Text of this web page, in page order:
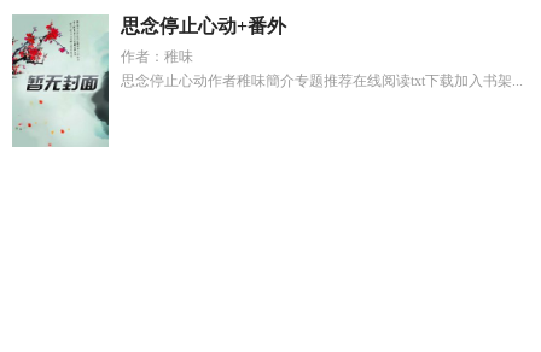
思念停止心动+番外
作者：稚味
思念停止心动作者稚味簡介专题推荐在线阅读txt下载加入书架...